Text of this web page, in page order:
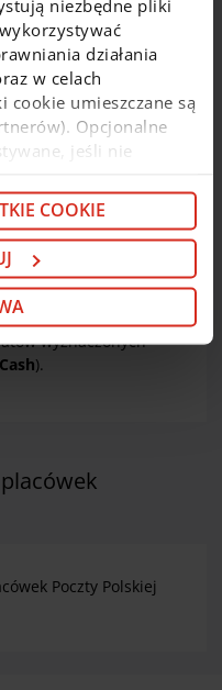
niezbędne pliki
działania
w celach
umieszczane są
Opcjonalne
jeśli nie
kolejnych zakładkach
Polityce cookie. Jeśli
opcjonalne, kliknij
swoje wybory,
się na instalację
(zgodnie z
wszystkie cookie”.
swoją zgodę w
COOKIE
Euronet i Planet
również dokonywać
posiadających taką
opłatach za
dla kart
tutaj.
i rolnicymogą
siecina terenie
)
wyznaczonych
).
Poczty Polskiej